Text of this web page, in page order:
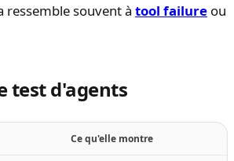
ressemble souvent à tool failure ou
test d'agents
Ce qu'elle montre